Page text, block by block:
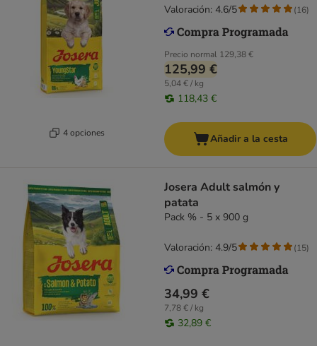
4 opciones
Precio normal 129,38 €
125,99 €
5,04 € / kg
118,43 €
Valoración: 4.6/5 (16)
Añadir a la cesta
Josera Adult salmón y
patata
Pack % - 5 x 900 g
34,99 €
7,78 € / kg
32,89 €
Valoración: 4.9/5 (15)